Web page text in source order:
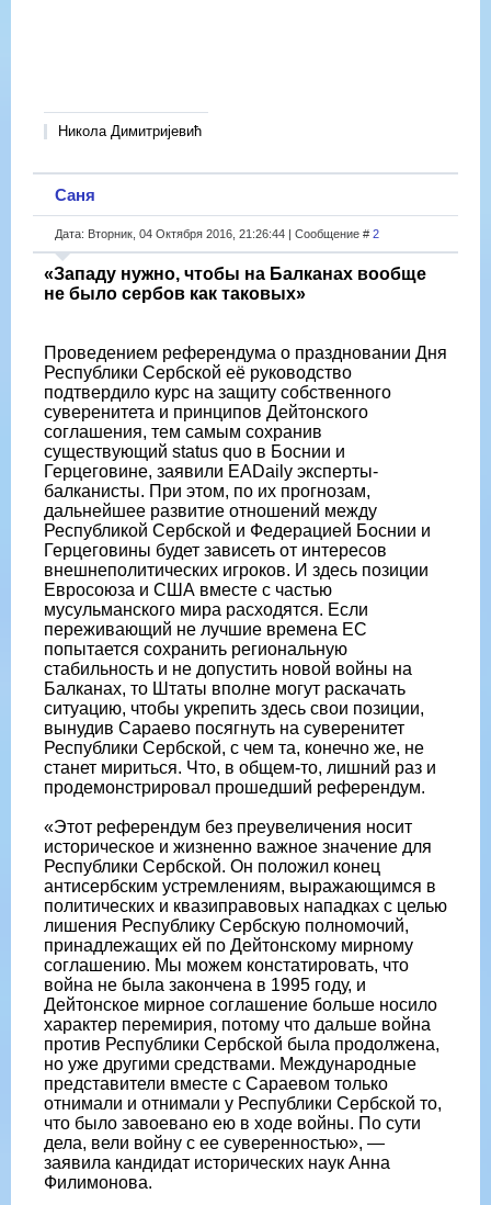
Никола Димитријевић
Саня
Дата: Вторник, 04 Октября 2016, 21:26:44 | Сообщение # 2
«Западу нужно, чтобы на Балканах вообще
не было сербов как таковых»
Проведением референдума о праздновании Дня
Республики Сербской её руководство
подтвердило курс на защиту собственного
суверенитета и принципов Дейтонского
соглашения, тем самым сохранив
cуществующий status quo в Боснии и
Герцеговине, заявили EADaily эксперты-
балканисты. При этом, по их прогнозам,
дальнейшее развитие отношений между
Республикой Сербской и Федерацией Боснии и
Герцеговины будет зависеть от интересов
внешнеполитических игроков. И здесь позиции
Евросоюза и США вместе с частью
мусульманского мира расходятся. Если
переживающий не лучшие времена ЕС
попытается сохранить региональную
стабильность и не допустить новой войны на
Балканах, то Штаты вполне могут раскачать
ситуацию, чтобы укрепить здесь свои позиции,
вынудив Сараево посягнуть на суверенитет
Республики Сербской, с чем та, конечно же, не
станет мириться. Что, в общем-то, лишний раз и
продемонстрировал прошедший референдум.
«Этот референдум без преувеличения носит
историческое и жизненно важное значение для
Республики Сербской. Он положил конец
антисербским устремлениям, выражающимся в
политических и квазиправовых нападках с целью
лишения Республику Сербскую полномочий,
принадлежащих ей по Дейтонскому мирному
соглашению. Мы можем констатировать, что
война не была закончена в 1995 году, и
Дейтонское мирное соглашение больше носило
характер перемирия, потому что дальше война
против Республики Сербской была продолжена,
но уже другими средствами. Международные
представители вместе с Сараевом только
отнимали и отнимали у Республики Сербской то,
что было завоевано ею в ходе войны. По сути
дела, вели войну с ее суверенностью», —
заявила кандидат исторических наук Анна
Филимонова.